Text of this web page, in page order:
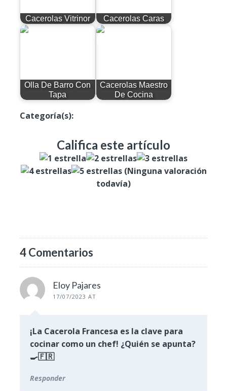
Cacerolas Vitrinor Cacerolas Caras
Olla De Barro Con
Tapa
Cacerolas Maestro
De Cocina
Categoría(s):Cacerolas
Califica este artículo
(Ninguna valoración
todavía)
4 Comentarios
Eloy Pajares
17/07/2023 AT
¡La Cacerola Francesa es la clave para
cocinar como un chef! ¿Quién se apunta?
🍳🇫🇷
Responder